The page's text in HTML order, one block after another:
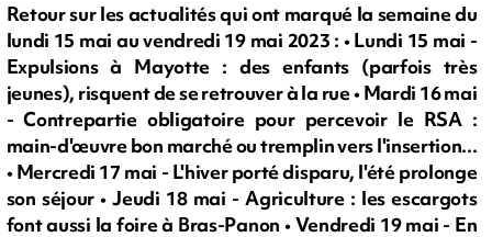
Retour sur les actualités qui ont marqué la semaine du
lundi 15 mai au vendredi 19 mai 2023 : • Lundi 15 mai -
Expulsions à Mayotte : des enfants (parfois très
jeunes), risquent de se retrouver à la rue • Mardi 16 mai
- Contrepartie obligatoire pour percevoir le RSA :
main-d'œuvre bon marché ou tremplin vers l'insertion...
• Mercredi 17 mai - L'hiver porté disparu, l'été prolonge
son séjour • Jeudi 18 mai - Agriculture : les escargots
font aussi la foire à Bras-Panon • Vendredi 19 mai - En